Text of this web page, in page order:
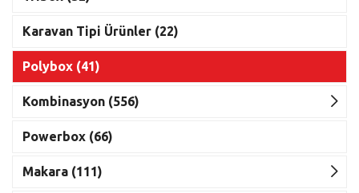
Karavan Tipi Ürünler (22)
Polybox (41)
Kombinasyon (556)
Powerbox (66)
Makara (111)